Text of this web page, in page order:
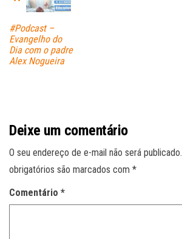
#Podcast –
Evangelho do
Dia com o padre
Alex Nogueira
Deixe um comentário
O seu endereço de e-mail não será publicado.
obrigatórios são marcados com *
Comentário *